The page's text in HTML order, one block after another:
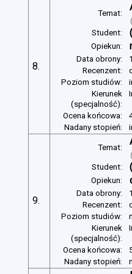
8.
Temat:
(
Student:
Opiekun:
Data obrony:
Recenzent:
Poziom studiów:
Kierunek
(specjalność):
Ocena końcowa:
Nadany stopień:
9.
Temat:
(
Student:
Opiekun:
Data obrony:
Recenzent:
Poziom studiów:
Kierunek
(specjalność):
Ocena końcowa:
Nadany stopień: